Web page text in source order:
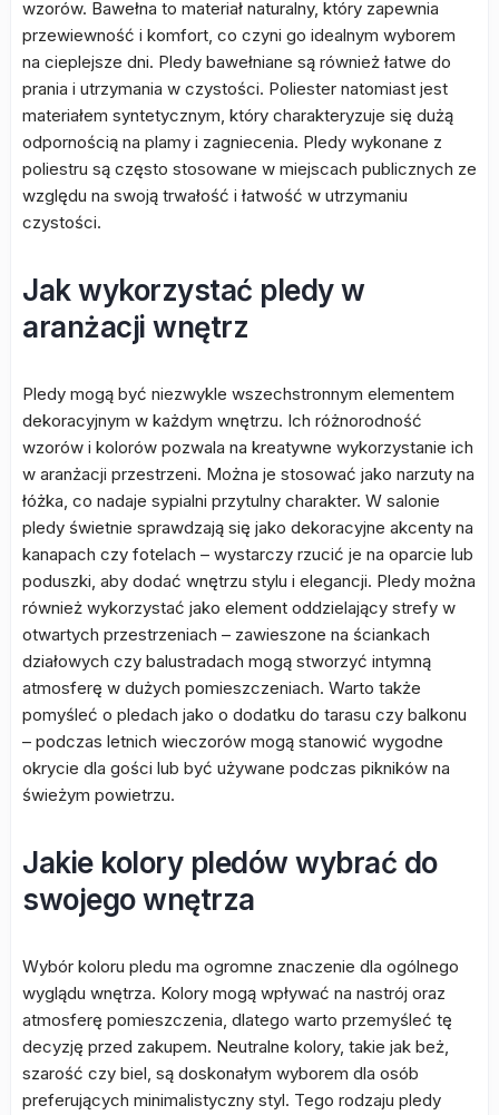
wzorów. Bawełna to materiał naturalny, który zapewnia
przewiewność i komfort, co czyni go idealnym wyborem
na cieplejsze dni. Pledy bawełniane są również łatwe do
prania i utrzymania w czystości. Poliester natomiast jest
materiałem syntetycznym, który charakteryzuje się dużą
odpornością na plamy i zagniecenia. Pledy wykonane z
poliestru są często stosowane w miejscach publicznych ze
względu na swoją trwałość i łatwość w utrzymaniu
czystości.
Jak wykorzystać pledy w
aranżacji wnętrz
Pledy mogą być niezwykle wszechstronnym elementem
dekoracyjnym w każdym wnętrzu. Ich różnorodność
wzorów i kolorów pozwala na kreatywne wykorzystanie ich
w aranżacji przestrzeni. Można je stosować jako narzuty na
łóżka, co nadaje sypialni przytulny charakter. W salonie
pledy świetnie sprawdzają się jako dekoracyjne akcenty na
kanapach czy fotelach – wystarczy rzucić je na oparcie lub
poduszki, aby dodać wnętrzu stylu i elegancji. Pledy można
również wykorzystać jako element oddzielający strefy w
otwartych przestrzeniach – zawieszone na ściankach
działowych czy balustradach mogą stworzyć intymną
atmosferę w dużych pomieszczeniach. Warto także
pomyśleć o pledach jako o dodatku do tarasu czy balkonu
– podczas letnich wieczorów mogą stanowić wygodne
okrycie dla gości lub być używane podczas pikników na
świeżym powietrzu.
Jakie kolory pledów wybrać do
swojego wnętrza
Wybór koloru pledu ma ogromne znaczenie dla ogólnego
wyglądu wnętrza. Kolory mogą wpływać na nastrój oraz
atmosferę pomieszczenia, dlatego warto przemyśleć tę
decyzję przed zakupem. Neutralne kolory, takie jak beż,
szarość czy biel, są doskonałym wyborem dla osób
preferujących minimalistyczny styl. Tego rodzaju pledy